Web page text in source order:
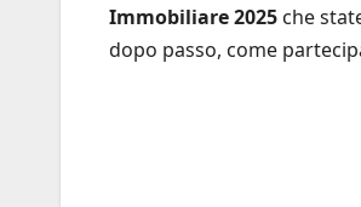
Immobiliare 2025 che
dopo passo, come